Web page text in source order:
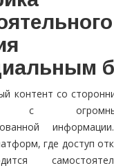
контент со
с
где доступ